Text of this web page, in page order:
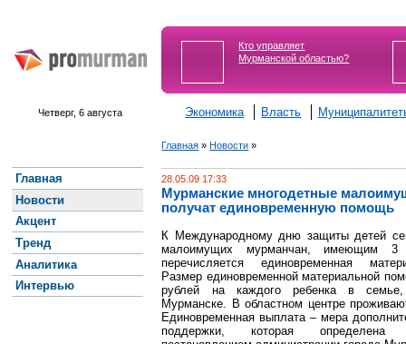
Кто управляет
Мурманской областью?
Экономика Власть
Четверг, 6 августа
Главная » Новости »
28.05.09 17:33
Мурманские многодетные
получат единовременную помощь
К Международному дню защиты детей
малоимущих мурманчан, имеющим
перечисляется единовременная
Размер единовременной материальной
рублей на каждого ребенка в
Мурманске. В областном центре
Единовременная выплата – мера
поддержки, которая определена
Главная
Новости
Акцент
Тренд
Аналитика
Интервью